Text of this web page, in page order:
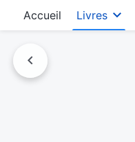
Accueil Livres